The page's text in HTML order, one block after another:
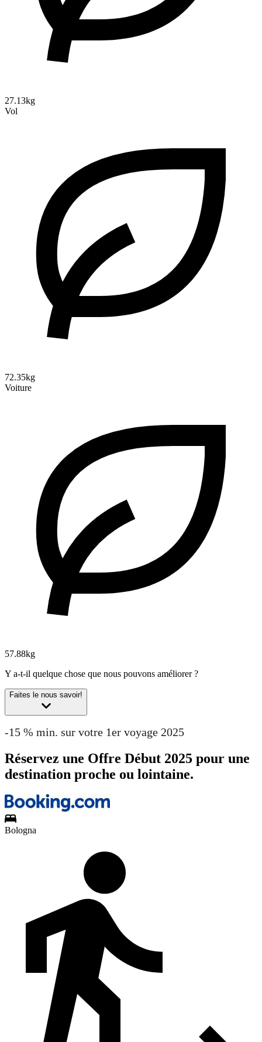
27.13kg
Vol
72.35kg
Voiture
57.88kg
Y a-t-il quelque chose que nous pouvons améliorer ?
Faites le nous savoir!
-15 % min. sur votre 1er voyage 2025
Réservez une Offre Début 2025 pour une
destination proche ou lointaine.
Bologna